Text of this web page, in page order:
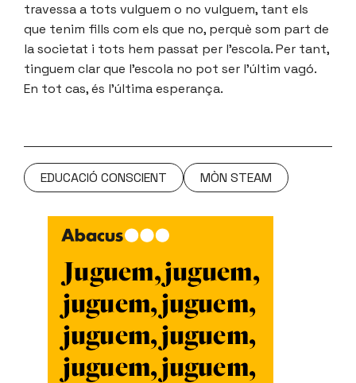
travessa a tots vulguem o no vulguem, tant els
que tenim fills com els que no, perquè som part de
la societat i tots hem passat per l’escola. Per tant,
tinguem clar que l’escola no pot ser l’últim vagó.
En tot cas, és l’última esperança.
EDUCACIÓ CONSCIENT MÒN STEAM